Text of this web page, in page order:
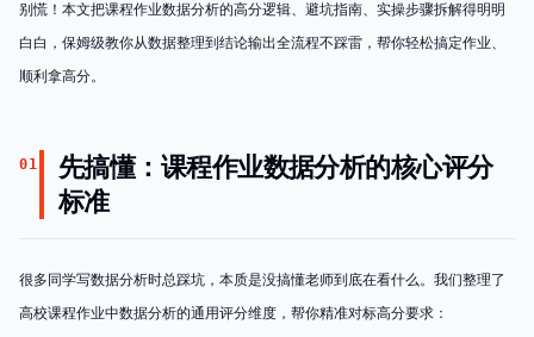
别慌！本文把课程作业数据分析的高分逻辑、避坑指南、实操步骤拆解得明明
白白，保姆级教你从数据整理到结论输出全流程不踩雷，帮你轻松搞定作业、
顺利拿高分。
01
先搞懂：课程作业数据分析的核心评分
标准
很多同学写数据分析时总踩坑，本质是没搞懂老师到底在看什么。我们整理了
高校课程作业中数据分析的通用评分维度，帮你精准对标高分要求：